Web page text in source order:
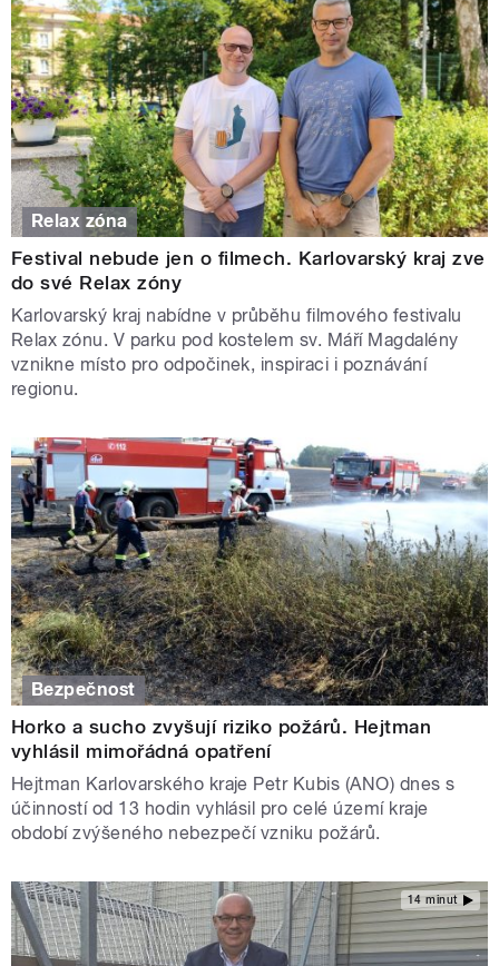
Relax zóna
Festival nebude jen o filmech. Karlovarský kraj zve
do své Relax zóny
Karlovarský kraj nabídne v průběhu filmového festivalu
Relax zónu. V parku pod kostelem sv. Máří Magdalény
vznikne místo pro odpočinek, inspiraci i poznávání
regionu.
Bezpečnost
Horko a sucho zvyšují riziko požárů. Hejtman
vyhlásil mimořádná opatření
Hejtman Karlovarského kraje Petr Kubis (ANO) dnes s
účinností od 13 hodin vyhlásil pro celé území kraje
období zvýšeného nebezpečí vzniku požárů.
14 minut